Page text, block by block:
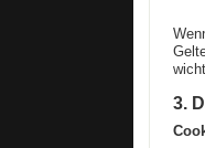
3.